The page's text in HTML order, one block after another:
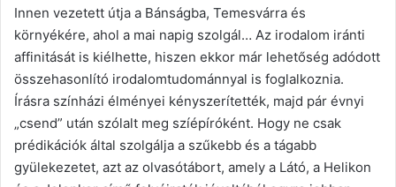
Innen vezetett útja a Bánságba, Temesvárra és
környékére, ahol a mai napig szolgál… Az irodalom iránti
affinitását is kiélhette, hiszen ekkor már lehetőség adódott
összehasonlító irodalomtudománnyal is foglalkoznia.
Írásra színházi élményei kényszerítették, majd pár évnyi
„csend” után szólalt meg szíépíróként. Hogy ne csak
prédikációk által szolgálja a szűkebb és a tágabb
gyülekezetet, azt az olvasótábort, amely a Látó, a Helikon